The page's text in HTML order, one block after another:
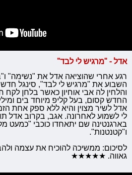
אדל - "מרגיש לי לבד"
רגע אחרי שהוציאה אדל את "נשימה"
השבוע את "מרגיש לי לבד", סינגל
והלחין לה אבי אוחיון כאשר בלחן לקח
החדש קסום, בעל קליפ מיוחד בים
אדל לשיר מצוין והיא ללא ספק אחת
לי לשמוע לאחרונה. אגב, בקרוב אדל
בארגנטינה שם יתאחדו כוכבי "כמעט
ו"קטנטנות".
לסיכום: ממשיכה להוכיח את עצמה
גאווה. ★★★★★